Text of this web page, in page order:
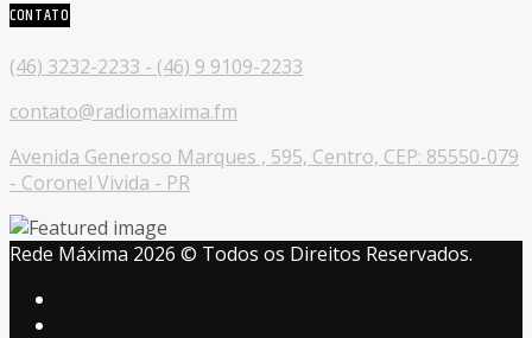
CONTATO
(46) 3232-2233 - (46) 9 9109-2233
contato@radiomaxima.fm
Avenida Generoso Marques , 595, Centro, CEP: 85550-079
- Coronel Vivida - PR
Rede Máxima 2026 © Todos os Direitos Reservados.